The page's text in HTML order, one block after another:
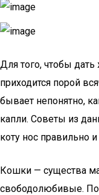
Для того, чтобы
приходится порой
бывает непонятно,
капли. Советы из
коту нос правильно
Кошки — существа
свободолюбивые.